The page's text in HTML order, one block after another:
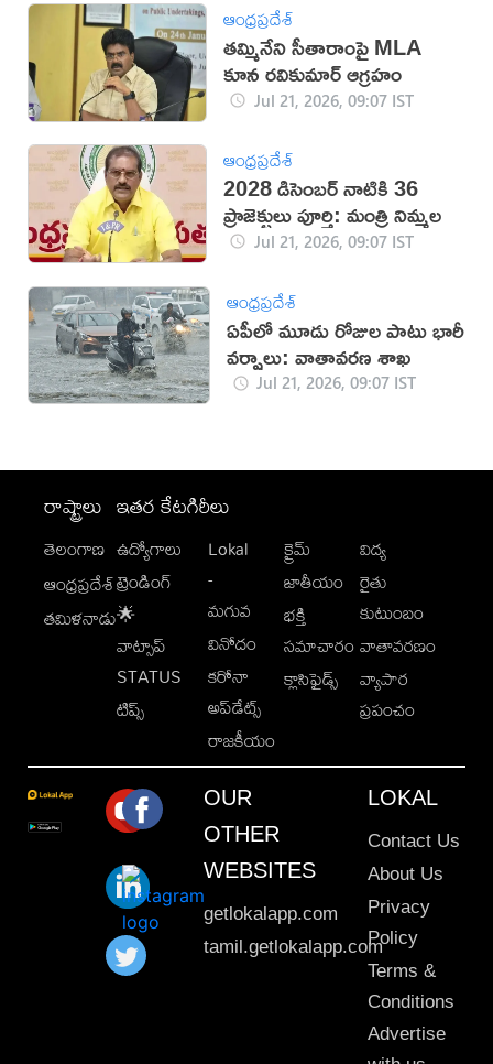
ఆంధ్రప్రదేశ్
తమ్మినేని సీతారాంపై MLA
కూన రవికుమార్‌ ఆగ్రహం
Jul 21, 2026, 09:07 IST
ఆంధ్రప్రదేశ్
2028 డిసెంబర్ నాటికి 36
ప్రాజెక్టులు పూర్తి: మంత్రి నిమ్మల
Jul 21, 2026, 09:07 IST
ఆంధ్రప్రదేశ్
ఏపీలో మూడు రోజుల పాటు భారీ
వర్షాలు: వాతావరణ శాఖ
Jul 21, 2026, 09:07 IST
రాష్ట్రాలు
తెలంగాణ
ఆంధ్రప్రదేశ్
తమిళనాడు
ఇతర కేటగిరీలు
ఉద్యోగాలు
ట్రెండింగ్
🌟
వాట్సాప్
STATUS
టిప్స్
Lokal
-
మగువ
వినోదం
కరోనా
అప్‌డేట్స్
రాజకీయం
క్రైమ్
జాతీయం
భక్తి
సమాచారం
క్లాసిఫైడ్స్
విద్య
రైతు
కుటుంబం
వాతావరణం
వ్యాపార
ప్రపంచం
OUR
OTHER
WEBSITES
getlokalapp.com
tamil.getlokalapp.com
LOKAL
Contact Us
About Us
Privacy
Policy
Terms &
Conditions
Advertise